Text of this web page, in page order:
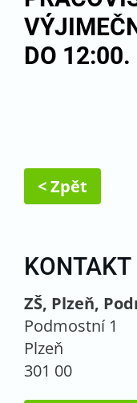
DO 12:00.
< Zpět
KONTAKT
ZŠ, Plzeň,
Podmostní 1
Plzeň
301 00